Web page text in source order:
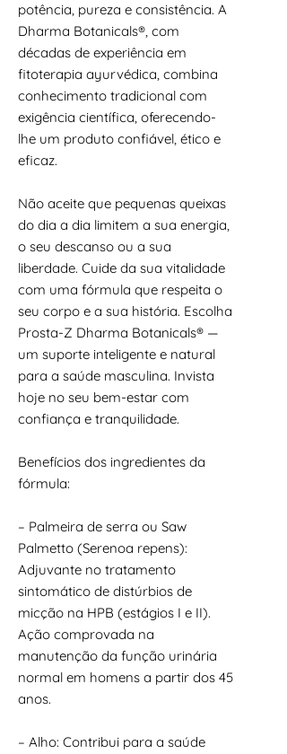
potência, pureza e consistência. A
Dharma Botanicals®, com
décadas de experiência em
fitoterapia ayurvédica, combina
conhecimento tradicional com
exigência científica, oferecendo-
lhe um produto confiável, ético e
eficaz.
Não aceite que pequenas queixas
do dia a dia limitem a sua energia,
o seu descanso ou a sua
liberdade. Cuide da sua vitalidade
com uma fórmula que respeita o
seu corpo e a sua história. Escolha
Prosta-Z Dharma Botanicals® —
um suporte inteligente e natural
para a saúde masculina. Invista
hoje no seu bem-estar com
confiança e tranquilidade.
Benefícios dos ingredientes da
fórmula:
– Palmeira de serra ou Saw
Palmetto (Serenoa repens):
Adjuvante no tratamento
sintomático de distúrbios de
micção na HPB (estágios I e II).
Ação comprovada na
manutenção da função urinária
normal em homens a partir dos 45
anos.
– Alho: Contribui para a saúde